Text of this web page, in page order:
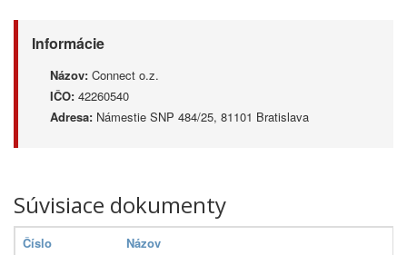
Informácie
Názov: Connect o.z.
IČO: 42260540
Adresa: Námestie SNP 484/25, 81101 Bratislava
Súvisiace dokumenty
Číslo
Názov